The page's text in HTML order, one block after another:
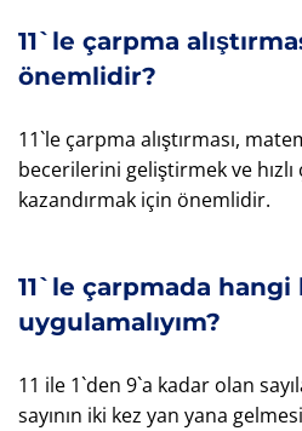
11`le çarpma
önemlidir?
11`le çarpma alıştırması,
becerilerini geliştirmek ve
kazandırmak için önemlidir.
11`le çarpmada hangi
uygulamalıyım?
11 ile 1`den 9`a kadar olan
sayının iki kez yan yana